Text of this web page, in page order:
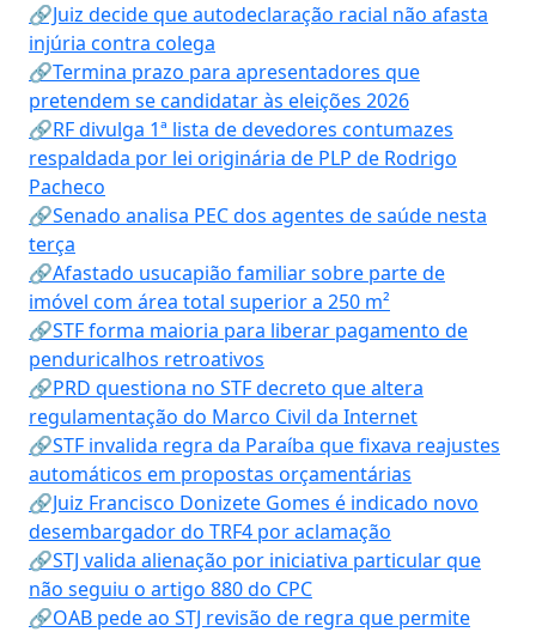
🔗Juiz decide que autodeclaração racial não afasta
injúria contra colega
🔗Termina prazo para apresentadores que
pretendem se candidatar às eleições 2026
🔗RF divulga 1ª lista de devedores contumazes
respaldada por lei originária de PLP de Rodrigo
Pacheco
🔗Senado analisa PEC dos agentes de saúde nesta
terça
🔗Afastado usucapião familiar sobre parte de
imóvel com área total superior a 250 m²
🔗STF forma maioria para liberar pagamento de
penduricalhos retroativos
🔗PRD questiona no STF decreto que altera
regulamentação do Marco Civil da Internet
🔗STF invalida regra da Paraíba que fixava reajustes
automáticos em propostas orçamentárias
🔗Juiz Francisco Donizete Gomes é indicado novo
desembargador do TRF4 por aclamação
🔗STJ valida alienação por iniciativa particular que
não seguiu o artigo 880 do CPC
🔗OAB pede ao STJ revisão de regra que permite